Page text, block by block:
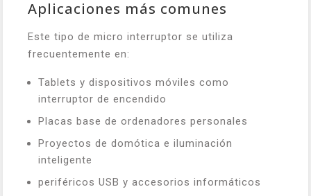
Aplicaciones más comunes
Este tipo de micro interruptor se utiliza
frecuentemente en:
Tablets y dispositivos móviles como
interruptor de encendido
Placas base de ordenadores personales
Proyectos de domótica e iluminación
inteligente
periféricos USB y accesorios informáticos